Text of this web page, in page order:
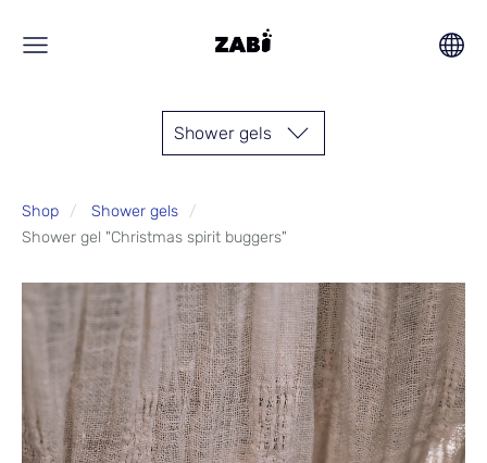
Shower gels
Shop
Shower gels
Shower gel "Christmas spirit buggers"